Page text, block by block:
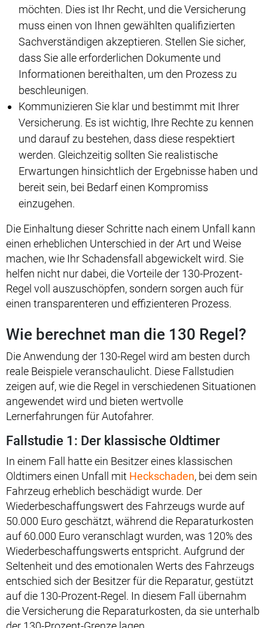
möchten. Dies ist Ihr Recht, und die Versicherung
muss einen von Ihnen gewählten qualifizierten
Sachverständigen akzeptieren. Stellen Sie sicher,
dass Sie alle erforderlichen Dokumente und
Informationen bereithalten, um den Prozess zu
beschleunigen.
Kommunizieren Sie klar und bestimmt mit Ihrer
Versicherung. Es ist wichtig, Ihre Rechte zu kennen
und darauf zu bestehen, dass diese respektiert
werden. Gleichzeitig sollten Sie realistische
Erwartungen hinsichtlich der Ergebnisse haben und
bereit sein, bei Bedarf einen Kompromiss
einzugehen.
Die Einhaltung dieser Schritte nach einem Unfall kann
einen erheblichen Unterschied in der Art und Weise
machen, wie Ihr Schadensfall abgewickelt wird. Sie
helfen nicht nur dabei, die Vorteile der 130-Prozent-
Regel voll auszuschöpfen, sondern sorgen auch für
einen transparenteren und effizienteren Prozess.
Wie berechnet man die 130 Regel?
Die Anwendung der 130-Regel wird am besten durch
reale Beispiele veranschaulicht. Diese Fallstudien
zeigen auf, wie die Regel in verschiedenen Situationen
angewendet wird und bieten wertvolle
Lernerfahrungen für Autofahrer.
Fallstudie 1: Der klassische Oldtimer
In einem Fall hatte ein Besitzer eines klassischen
Oldtimers einen Unfall mit Heckschaden, bei dem sein
Fahrzeug erheblich beschädigt wurde. Der
Wiederbeschaffungswert des Fahrzeugs wurde auf
50.000 Euro geschätzt, während die Reparaturkosten
auf 60.000 Euro veranschlagt wurden, was 120% des
Wiederbeschaffungswerts entspricht. Aufgrund der
Seltenheit und des emotionalen Werts des Fahrzeugs
entschied sich der Besitzer für die Reparatur, gestützt
auf die 130-Prozent-Regel. In diesem Fall übernahm
die Versicherung die Reparaturkosten, da sie unterhalb